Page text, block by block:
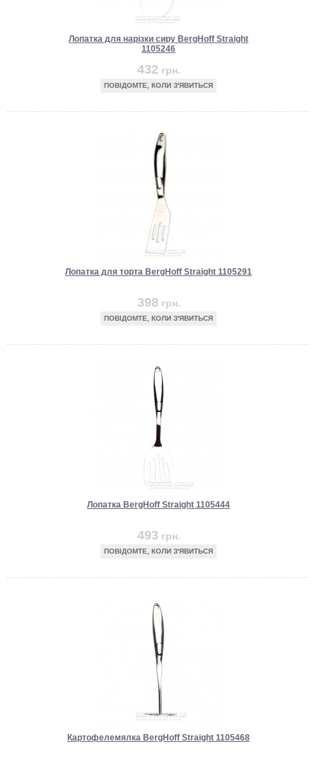
Лопатка для нарізки сиру BergHoff Straight
1105246
432 грн.
ПОВІДОМТЕ, КОЛИ З'ЯВИТЬСЯ
Лопатка для торта BergHoff Straight 1105291
398 грн.
ПОВІДОМТЕ, КОЛИ З'ЯВИТЬСЯ
Лопатка BergHoff Straight 1105444
493 грн.
ПОВІДОМТЕ, КОЛИ З'ЯВИТЬСЯ
Картофелемялка BergHoff Straight 1105468